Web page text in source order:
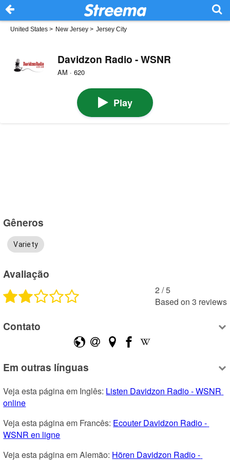
United States > New Jersey > Jersey City
Davidzon Radio - WSNR
AM · 620
Play
Gêneros
Variety
Avaliação
2 /5
Based on 3 reviews
Contato
Em outras línguas
Veja esta página em Inglês: Listen Davidzon Radio - WSNR
online
Veja esta página em Francês: Ecouter Davidzon Radio -
WSNR en ligne
Veja esta página em Alemão: Hören Davidzon Radio -